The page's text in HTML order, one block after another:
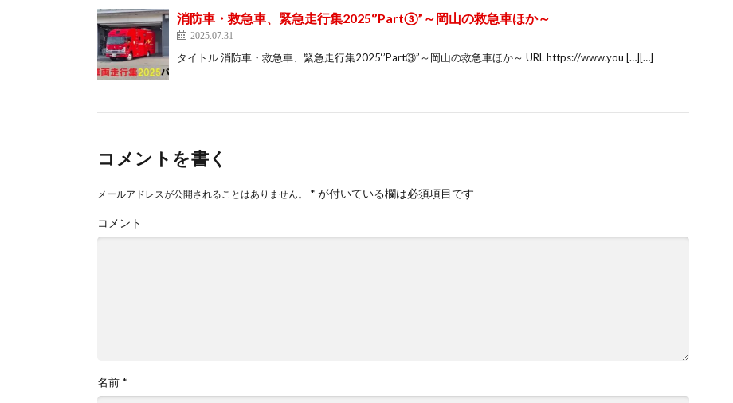
消防車・救急車、緊急走行集2025‘’Part③”～岡山の救急車ほか～
2025.07.31
タイトル 消防車・救急車、緊急走行集2025‘’Part③”～岡山の救急車ほか～ URL https://www.you […][…]
コメントを書く
メールアドレスが公開されることはありません。 * が付いている欄は必須項目です
コメント
名前 *